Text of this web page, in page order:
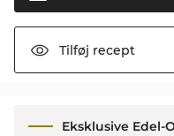
Tilføj recept
Eksklusive